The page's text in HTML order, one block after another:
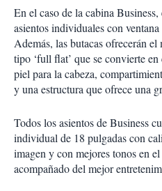
En el caso de la cabina
asientos individuales con
Además, las butacas ofrecerán
tipo ‘full flat’ que se convierte
piel para la cabeza,
y una estructura que ofrece una
Todos los asientos de Business
individual de 18 pulgadas con
imagen y con mejores tonos en
acompañado del mejor